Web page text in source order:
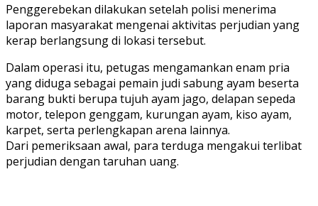
Penggerebekan dilakukan setelah polisi menerima
laporan masyarakat mengenai aktivitas perjudian yang
kerap berlangsung di lokasi tersebut.
Dalam operasi itu, petugas mengamankan enam pria
yang diduga sebagai pemain judi sabung ayam beserta
barang bukti berupa tujuh ayam jago, delapan sepeda
motor, telepon genggam, kurungan ayam, kiso ayam,
karpet, serta perlengkapan arena lainnya.
Dari pemeriksaan awal, para terduga mengakui terlibat
perjudian dengan taruhan uang.